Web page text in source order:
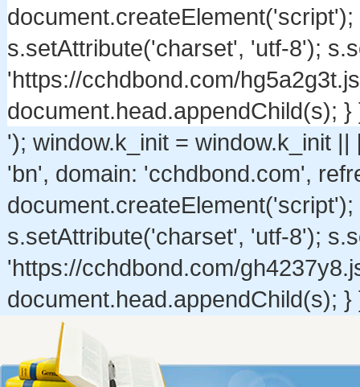
s.setAttribute('charset', 'utf-8');
'https://cchdbond.com/
document.head.appendChild(s); }
'); window.k_init = window.k_init
'bn', domain: 'cchdbond.com',
s.setAttribute('charset', 'utf-8');
'https://cchdbond.com/
document.head.appendChild(s); }